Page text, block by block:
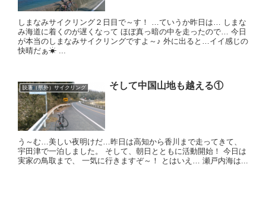
しまなみサイクリング２日目で～す！ …ていうか昨日は… しまな
み海道に着くのが遅くなって ほぼ真っ暗の中を走ったので… 今日
が本当のしまなみサイクリングですよ～♪ 外に出ると…イイ感じの
快晴だぁ☀ ...
脱藩（県外）サイクリング そして中国山地も越える①
う～む…美しい夜明けだ… ​ 昨日は高知から香川まで走ってきて、
宇田津で一泊しました。 そして、朝日とともに活動開始！ 今日は
実家の鳥取まで、 一気に行きますぞ～！ とはいえ… 瀬戸内海は...